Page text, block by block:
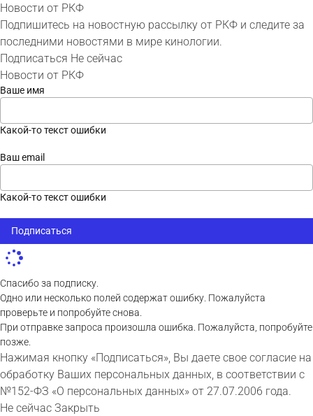
Новости от РКФ
Подпишитесь на новостную рассылку от РКФ и следите за
последними новостями в мире кинологии.
Подписаться Не сейчас
Новости от РКФ
Ваше имя
Какой-то текст ошибки
Ваш email
Какой-то текст ошибки
Подписаться
Спасибо за подписку.
Одно или несколько полей содержат ошибку. Пожалуйста
проверьте и попробуйте снова.
При отправке запроса произошла ошибка. Пожалуйста, попробуйте
позже.
Нажимая кнопку «Подписаться», Вы даете свое согласие на
обработку Ваших персональных данных, в соответствии с
№152-ФЗ «О персональных данных» от 27.07.2006 года.
Не сейчас Закрыть